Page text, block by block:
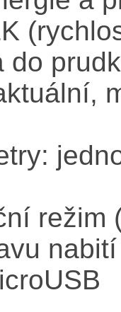
do
režim